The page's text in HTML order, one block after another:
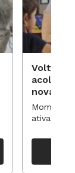
Volta às
novas
ativa
propostas